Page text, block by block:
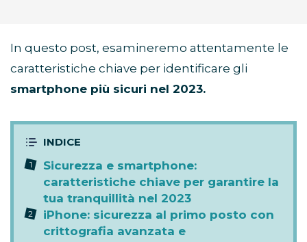
In questo post, esamineremo attentamente le
caratteristiche chiave per identificare gli
smartphone più sicuri nel 2023.
Sicurezza e smartphone:
caratteristiche chiave per garantire la
tua tranquillità nel 2023
iPhone: sicurezza al primo posto con
crittografia avanzata e